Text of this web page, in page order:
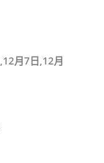
,12月7日 ,12月